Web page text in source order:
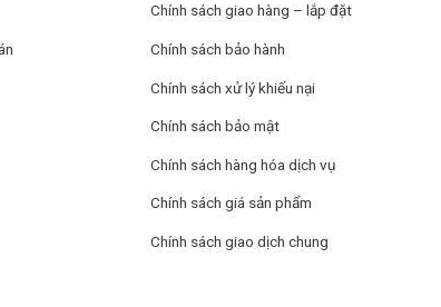
– Khóa trẻ em
– Hẹn giờ giặt
hỗ trợ tối đa cho việc giặt giũ điển hình như: refresh, đồ
Chính sách giao hàng – lắp đặt
Chính sách bảo hành
Chính sách xử lý khiếu nại
Chính sách bảo mật
Chính sách hàng hóa dịch vụ
Chính sách giá sản phẩm
Chính sách giao dịch chung